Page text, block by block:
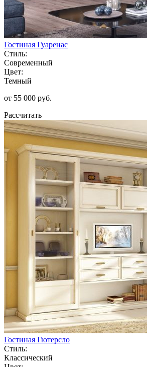
Гостиная Гуаренас
Стиль:
Современный
Цвет:
Темный
от 55 000 руб.
Рассчитать
Гостиная Гютерсло
Стиль:
Классический